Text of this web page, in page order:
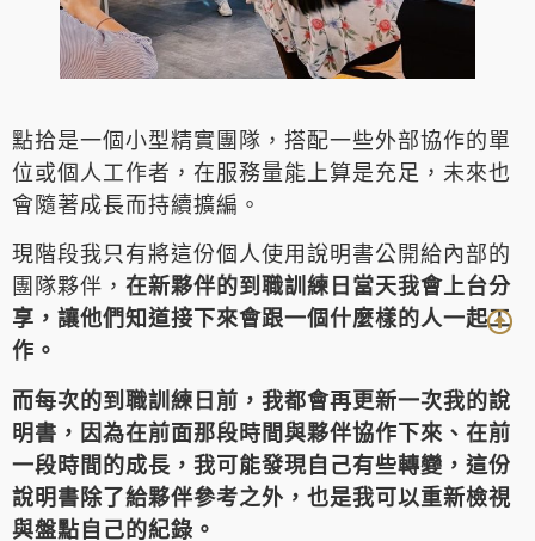
點拾是一個小型精實團隊，搭配一些外部協作的單
位或個人工作者，在服務量能上算是充足，未來也
會隨著成長而持續擴編。
現階段我只有將這份個人使用說明書公開給內部的
團隊夥伴， 在新夥伴的到職訓練日當天我會上台分
享，讓他們知道接下來會跟一個什麼樣的人一起工
作。
而每次的到職訓練日前，我都會再更新一次我的說
明書，因為在前面那段時間與夥伴協作下來、在前
一段時間的成長，我可能發現自己有些轉變，這份
說明書除了給夥伴參考之外，也是我可以重新檢視
與盤點自己的紀錄。